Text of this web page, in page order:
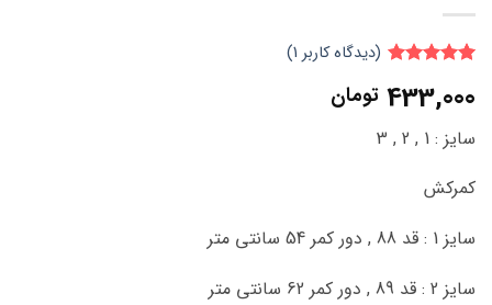
5 امتیاز
مشتری
(دیدگاه کاربر 1
)
433,000 تومان
سایز : 1 , 2 , 3
کمرکش
سایز 1 : قد 88 , دور کمر 54 سانتی متر
سایز 2 : قد 89 , دور کمر 62 سانتی متر